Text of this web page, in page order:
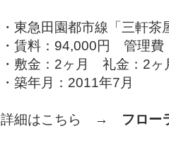
・東急田園都市線「三軒
・賃料：94,000円 管理費
・敷金：2ヶ月 礼金：2ヶ
・築年月：2011年7月
詳細はこちら → フロー